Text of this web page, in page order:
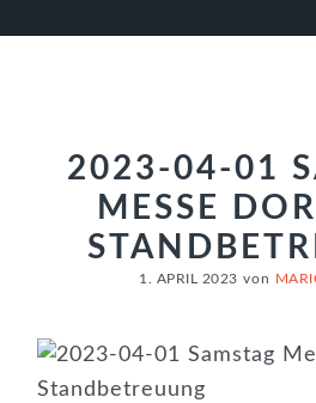
2023-04-01
MESSE
1. APRIL 2023 von